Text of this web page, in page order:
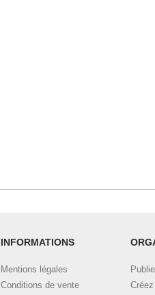
INFORMATIONS
Mentions légales
Conditions de vente